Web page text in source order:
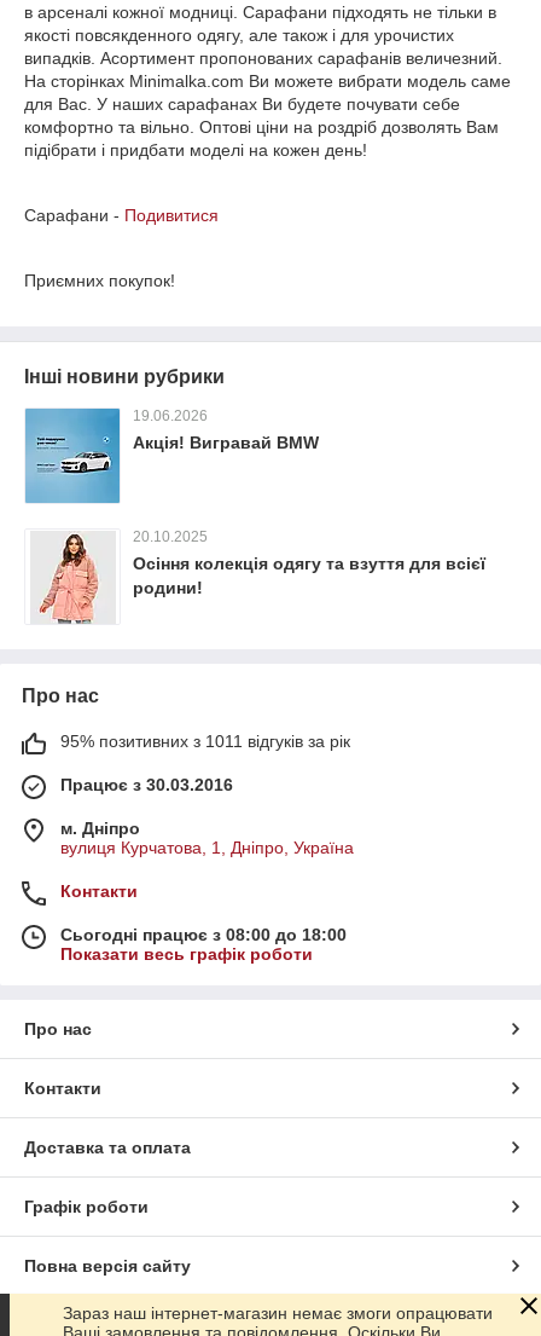
в арсеналі кожної модниці. Сарафани підходять не тільки в
якості повсякденного одягу, але також і для урочистих
випадків. Асортимент пропонованих сарафанів величезний.
На сторінках Minimalka.com Ви можете вибрати модель саме
для Вас. У наших сарафанах Ви будете почувати себе
комфортно та вільно. Оптові ціни на роздріб дозволять Вам
підібрати і придбати моделі на кожен день!
Сарафани - Подивитися
Приємних покупок!
Інші новини рубрики
19.06.2026
Акція! Вигравай BMW
20.10.2025
Осіння колекція одягу та взуття для всієї
родини!
Про нас
95% позитивних з 1011 відгуків за рік
Працює з 30.03.2016
м. Дніпро
вулиця Курчатова, 1, Дніпро, Україна
Контакти
Сьогодні працює з 08:00 до 18:00
Показати весь графік роботи
Про нас
Контакти
Доставка та оплата
Графік роботи
Повна версія сайту
Сайт створено на маркетплейсіProm.ua
Зараз наш інтернет-магазин немає змоги опрацювати